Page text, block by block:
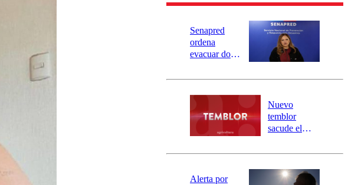
Senapred
ordena
evacuar dos
Carahue por
río Damas:
activa
mensajería
SAE
Nuevo
temblor
sacude el
revisa la
epicentro
Alerta por